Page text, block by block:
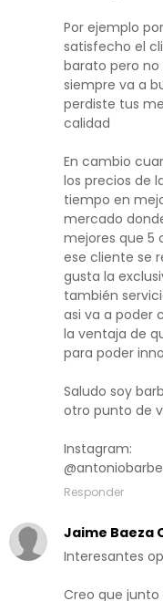
Por ejemplo
satisfecho el
barato pero no
siempre va a
perdiste tus
calidad
En cambio
los precios de
tiempo en
mercado
mejores que 5
ese cliente se
gusta la
también
asi va a poder
la ventaja de
para poder
Saludo soy
otro punto de
Instagram:
Responder
Jaime Baeza
Interesantes
Creo que